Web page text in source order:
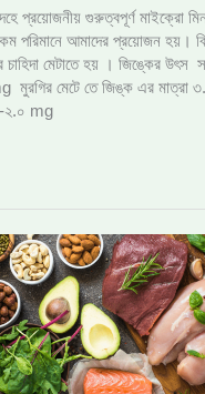
প্রয়োজনীয় গুরুত্বপূর্ণ মাইক্রো
পরিমানে আমাদের প্রয়োজন হয়।
মেটাতে হয় । জিঙ্কের উৎস
মুরগির মেটে তে জিঙ্ক এর মাত্রা
২.০ mg